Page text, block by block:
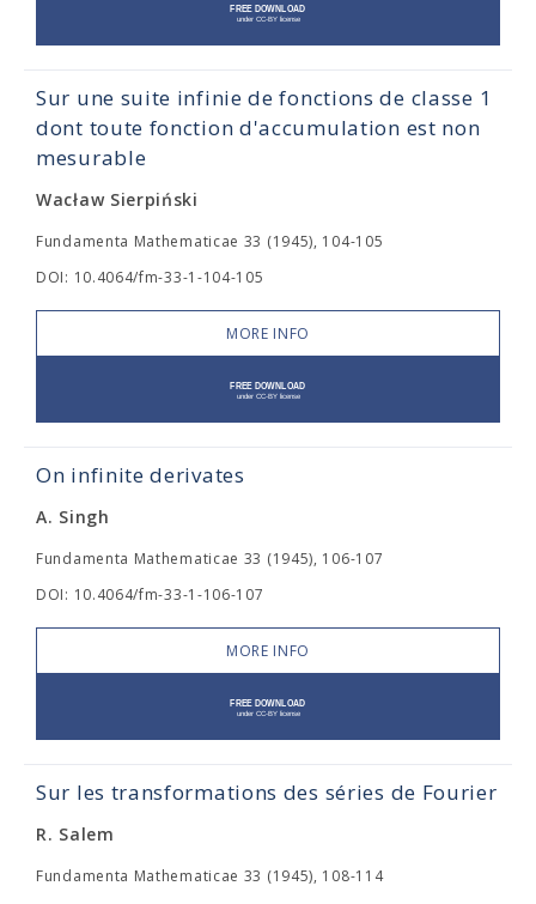
Sur une suite infinie de fonctions de classe 1
dont toute fonction d'accumulation est non
mesurable
Wacław Sierpiński
Fundamenta Mathematicae 33 (1945), 104-105
DOI: 10.4064/fm-33-1-104-105
MORE INFO
On infinite derivates
A. Singh
Fundamenta Mathematicae 33 (1945), 106-107
DOI: 10.4064/fm-33-1-106-107
MORE INFO
Sur les transformations des séries de Fourier
R. Salem
Fundamenta Mathematicae 33 (1945), 108-114